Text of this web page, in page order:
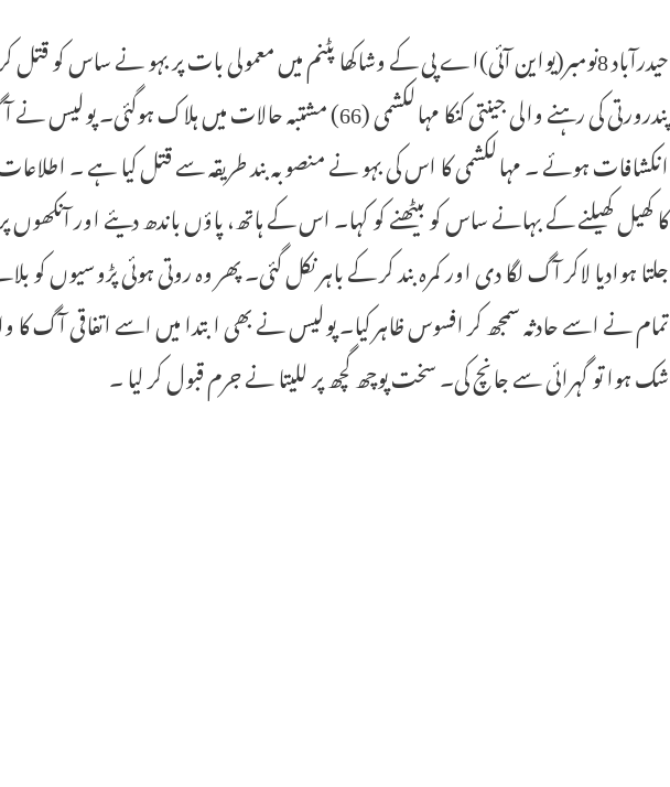
حیدرآباد 8نومبر(یواین آئی)اے پی کے وشاکھا پٹنم میں معمولی بات پر بہو نے ساس کو
پندرورتی کی رہنے والی جینتی کنکا مہالکشمی (66) مشتبہ حالات میں
انکشافات ہوئے ۔ مہالکشمی کا اس کی بہو نے منصوبہ بند طریقہ سے قتل کیا ہے ۔
کا کھیل کھیلنے کے بہانے ساس کو بیٹھنے کو کہا۔ اس کے ہاتھ، پاؤں باندھ دیئے اور
جلتا ہوادیا لاکر آگ لگا دی اور کمرہ بند کر کے باہر نکل گئی۔ پھر وہ روتی ہوئی پڑوسیوں
تمام نے اسے حادثہ سمجھ کر افسوس ظاہر کیا۔ پولیس نے بھی ابتدا میں اسے اتفاقی آگ کا
شک ہوا تو گہرائی سے جانچ کی۔ سخت پوچھ گچھ پر للیتا نے جرم قبول کر لیا ۔